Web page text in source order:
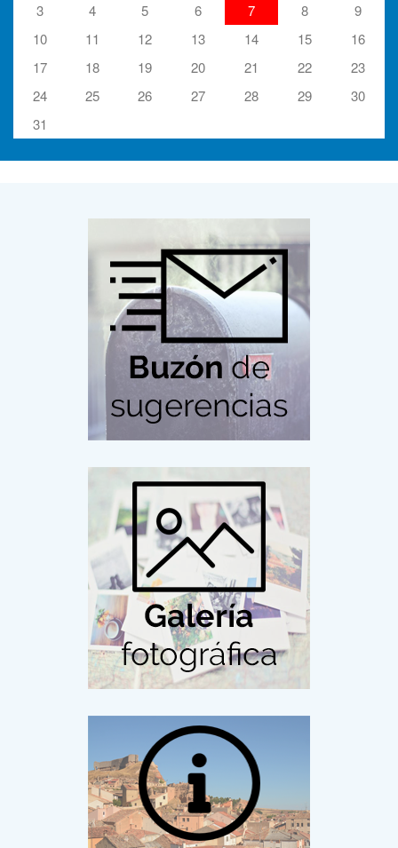
3
4 5 6 7 8
9
10
11 12 13 14 15
16
17
18 19 20 21 22
23
24
25 26 27 28 29
30
31